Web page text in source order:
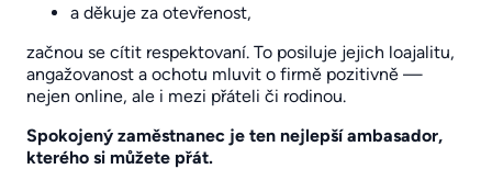
a děkuje za otevřenost,
začnou se cítit respektovaní. To posiluje jejich loajalitu,
angažovanost a ochotu mluvit o firmě pozitivně —
nejen online, ale i mezi přáteli či rodinou.
Spokojený zaměstnanec je ten nejlepší ambasador,
kterého si můžete přát.